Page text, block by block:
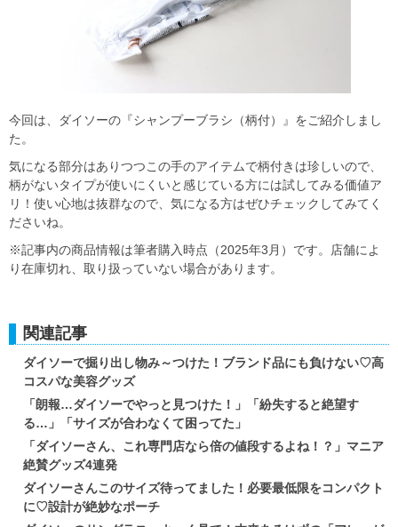
今回は、ダイソーの『シャンプーブラシ（柄付）』をご紹介しまし
た。
気になる部分はありつつこの手のアイテムで柄付きは珍しいので、
柄がないタイプが使いにくいと感じている方には試してみる価値ア
リ！使い心地は抜群なので、気になる方はぜひチェックしてみてく
ださいね。
※記事内の商品情報は筆者購入時点（2025年3月）です。店舗によ
り在庫切れ、取り扱っていない場合があります。
関連記事
ダイソーで掘り出し物み～つけた！ブランド品にも負けない♡高
コスパな美容グッズ
「朗報…ダイソーでやっと見つけた！」「紛失すると絶望す
る…」「サイズが合わなくて困ってた」
「ダイソーさん、これ専門店なら倍の値段するよね！？」マニア
絶賛グッズ4連発
ダイソーさんこのサイズ待ってました！必要最低限をコンパクト
に♡設計が絶妙なポーチ